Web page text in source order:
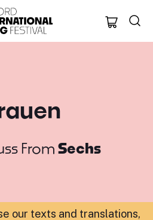
Oxford
From Sechs
our texts and translations,